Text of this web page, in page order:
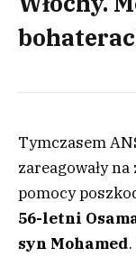
Tymczasem
zareagowały
pomocy
56-letni
syn Mohamed